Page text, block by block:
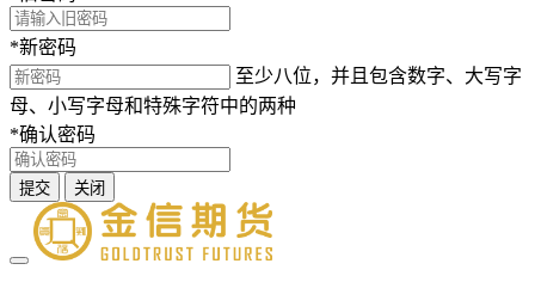
*新密码
至少八位，并且包含数字、大写字
母、小写字母和特殊字符中的两种
*确认密码
提交 关闭